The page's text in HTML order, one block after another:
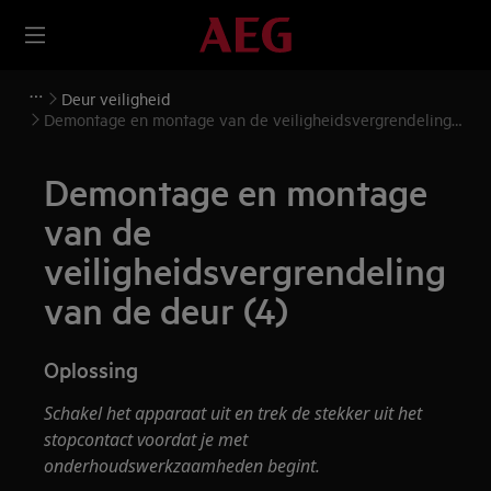
Deur veiligheid
Demontage en montage van de veiligheidsvergrendeling
Demontage en montage
van de
veiligheidsvergrendeling
van de deur (4)
Oplossing
Schakel het apparaat uit en trek de stekker uit het
stopcontact voordat je met
onderhoudswerkzaamheden begint.